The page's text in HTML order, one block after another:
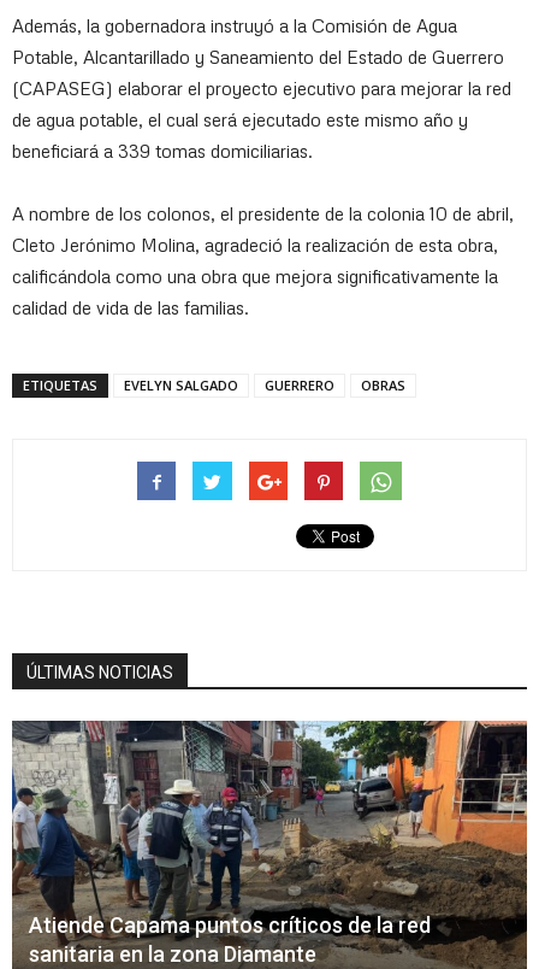
Además, la gobernadora instruyó a la Comisión de Agua
Potable, Alcantarillado y Saneamiento del Estado de Guerrero
(CAPASEG) elaborar el proyecto ejecutivo para mejorar la red
de agua potable, el cual será ejecutado este mismo año y
beneficiará a 339 tomas domiciliarias.
A nombre de los colonos, el presidente de la colonia 10 de abril,
Cleto Jerónimo Molina, agradeció la realización de esta obra,
calificándola como una obra que mejora significativamente la
calidad de vida de las familias.
ETIQUETAS EVELYN SALGADO GUERRERO OBRAS
ÚLTIMAS NOTICIAS
Atiende Capama puntos críticos de la red
sanitaria en la zona Diamante